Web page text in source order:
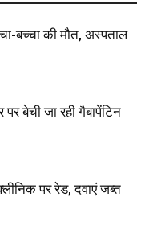
बच्चा की मौत, अस्पताल
बेची जा रही गैबापेंटिन
पर रेड, दवाएं जब्त